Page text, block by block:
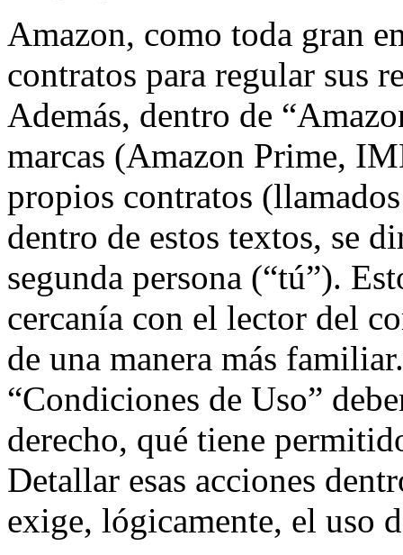
Amazon, como toda gran
contratos para regular sus
Además, dentro de
marcas (Amazon Prime,
propios contratos
dentro de estos textos, se
segunda persona (“tú”).
cercanía con el lector del
de una manera más
“Condiciones de Uso”
derecho, qué tiene
Detallar esas acciones
exige, lógicamente, el uso